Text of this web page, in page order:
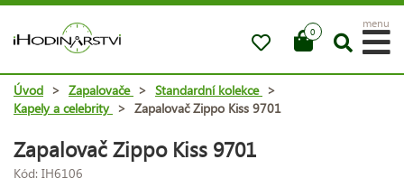
0
menu
Úvod > Zapalovače > Standardní kolekce >
Kapely a celebrity > Zapalovač Zippo Kiss 9701
Zapalovač Zippo Kiss 9701
Kód: IH6106